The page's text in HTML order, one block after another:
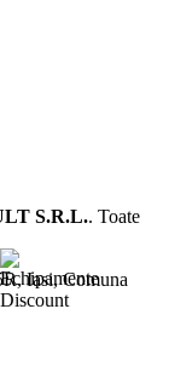
S.R.L.. Toate
,Iasi,Comuna